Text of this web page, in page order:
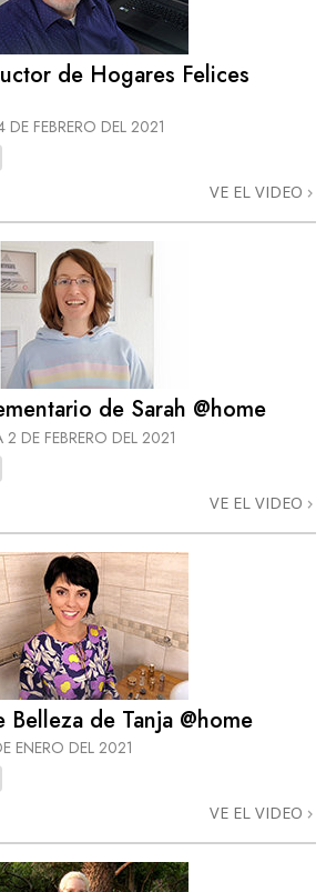
de Hogares Felices
DE FEBRERO DEL 2021
VE EL VIDEO
de Sarah @home
2 DE FEBRERO DEL 2021
VE EL VIDEO
de Tanja @home
ENERO DEL 2021
VE EL VIDEO